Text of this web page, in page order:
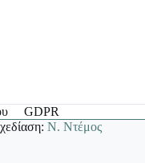
GDPR
Ν. Ντέμος